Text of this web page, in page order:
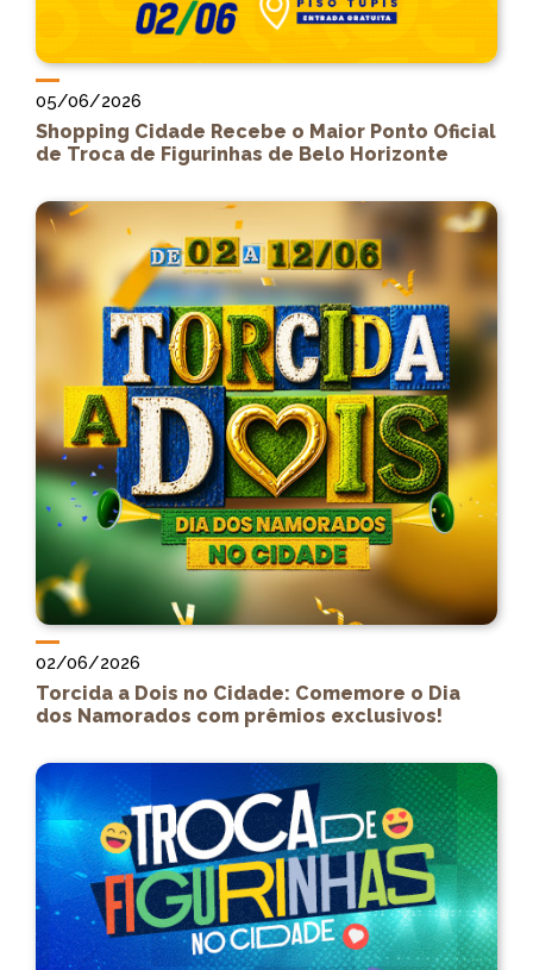
05/06/2026
Shopping Cidade Recebe o Maior Ponto Oficial
de Troca de Figurinhas de Belo Horizonte
02/06/2026
Torcida a Dois no Cidade: Comemore o Dia
dos Namorados com prêmios exclusivos!